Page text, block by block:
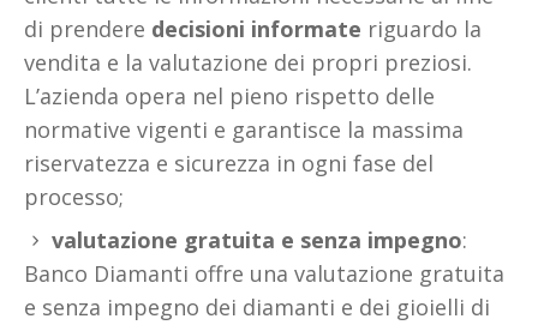
di prendere decisioni informate riguardo la
vendita e la valutazione dei propri preziosi.
L’azienda opera nel pieno rispetto delle
normative vigenti e garantisce la massima
riservatezza e sicurezza in ogni fase del
processo;
valutazione gratuita e senza impegno:
Banco Diamanti offre una valutazione gratuita
e senza impegno dei diamanti e dei gioielli di